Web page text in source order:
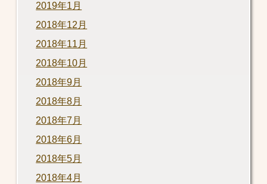
2019年1月
2018年12月
2018年11月
2018年10月
2018年9月
2018年8月
2018年7月
2018年6月
2018年5月
2018年4月